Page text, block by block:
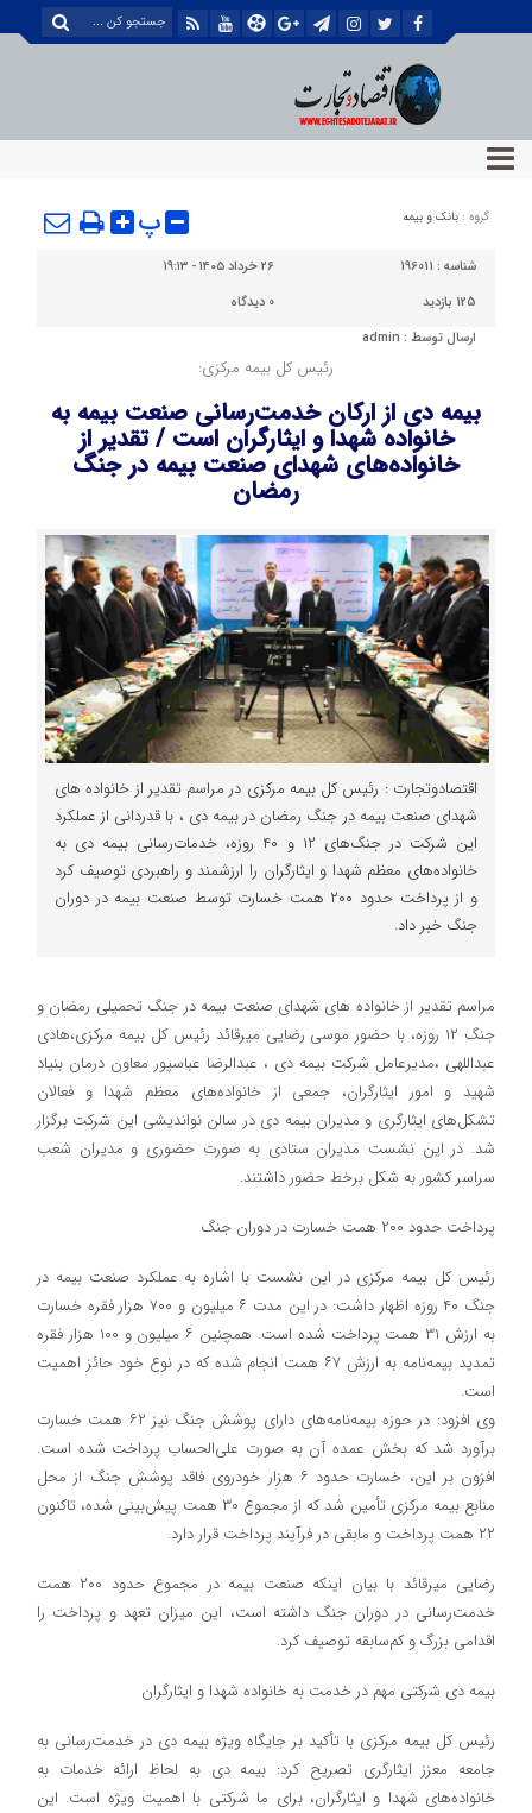
گروه : بانک و بیمه پ
شناسه : 196011
۲۶ خرداد ۱۴۰۵ - ۱۹:۱۳
125 بازدید
0 دیدگاه
ارسال توسط : admin
رئیس کل بیمه مرکزی:
بیمه دی از ارکان خدمت‌رسانی صنعت بیمه به
خانواده شهدا و ایثارگران است / تقدیر از
خانواده‌های شهدای صنعت بیمه در جنگ
رمضان
اقتصادوتجارت : رئیس کل بیمه مرکزی در مراسم تقدیر از خانواده های
شهدای صنعت بیمه در جنگ رمضان در بیمه دی ، با قدردانی از عملکرد
این شرکت در جنگ‌های ۱۲ و ۴۰ روزه، خدمات‌رسانی بیمه دی به
خانواده‌های معظم شهدا و ایثارگران را ارزشمند و راهبردی توصیف کرد
و از پرداخت حدود ۲۰۰ همت خسارت توسط صنعت بیمه در دوران
جنگ خبر داد.
مراسم تقدیر از خانواده های شهدای صنعت بیمه در جنگ تحمیلی رمضان و
جنگ ۱۲ روزه، با حضور موسی رضایی میرقائد رئیس کل بیمه مرکزی،هادی
عبداللهی ،مدیرعامل شرکت بیمه دی ، عبدالرضا عباسپور معاون درمان بنیاد
شهید و امور ایثارگران، جمعی از خانواده‌های معظم شهدا و فعالان
تشکل‌های ایثارگری و مدیران بیمه دی در سالن نواندیشی این شرکت برگزار
شد. در این نشست مدیران ستادی به صورت حضوری و مدیران شعب
سراسر کشور به شکل برخط حضور داشتند.
پرداخت حدود ۲۰۰ همت خسارت در دوران جنگ
رئیس کل بیمه مرکزی در این نشست با اشاره به عملکرد صنعت بیمه در
جنگ ۴۰ روزه اظهار داشت: در این مدت ۶ میلیون و ۷۰۰ هزار فقره خسارت
به ارزش ۳۱ همت پرداخت شده است. همچنین ۶ میلیون و ۱۰۰ هزار فقره
تمدید بیمه‌نامه به ارزش ۶٧ همت انجام شده که در نوع خود حائز اهمیت
است.
وی افزود: در حوزه بیمه‌نامه‌های دارای پوشش جنگ نیز ۶۲ همت خسارت
برآورد شد که بخش عمده آن به صورت علی‌الحساب پرداخت شده است.
افزون بر این، خسارت حدود ۶ هزار خودروی فاقد پوشش جنگ از محل
منابع بیمه مرکزی تأمین شد که از مجموع ۳۰ همت پیش‌بینی شده، تاکنون
۲۲ همت پرداخت و مابقی در فرآیند پرداخت قرار دارد.
رضایی میرقائد با بیان اینکه صنعت بیمه در مجموع حدود ۲۰۰ همت
خدمت‌رسانی در دوران جنگ داشته است، این میزان تعهد و پرداخت را
اقدامی بزرگ و کم‌سابقه توصیف کرد.
بیمه دی شرکتی مهم در خدمت به خانواده شهدا و ایثارگران
رئیس کل بیمه مرکزی با تأکید بر جایگاه ویژه بیمه دی در خدمت‌رسانی به
جامعه معزز ایثارگری تصریح کرد: بیمه دی به لحاظ ارائه خدمات به
خانواده‌های شهدا و ایثارگران، برای ما شرکتی با اهمیت ویژه است. این